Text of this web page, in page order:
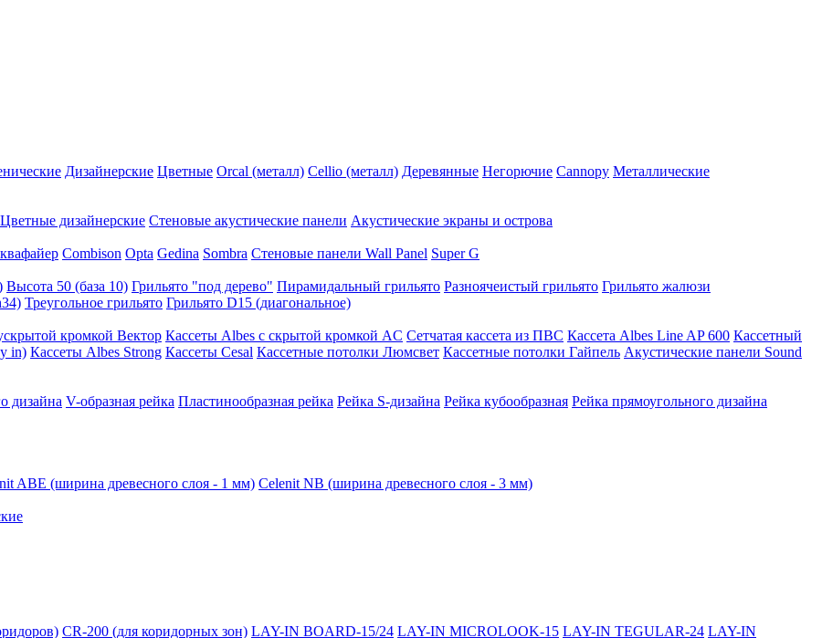
Дизайнерские Цветные Orcal (металл) Cellio (металл) Деревянные Негорючие Cannopy Металлические
Цветные дизайнерские Стеновые акустические панели Акустические экраны и острова
Combison Opta Gedina Sombra Стеновые панели Wall Panel Super G
Высота 50 (база 10) Грильято "под дерево" Пирамидальный грильято Разноячеистый грильято Грильято жалюзи
Треугольное грильято Грильято D15 (диагональное)
кромкой Вектор Кассеты Albes с скрытой кромкой AC Сетчатая кассета из ПВС Кассета Albes Line AP 600 Кассетный
in) Кассеты Albes Strong Кассеты Cesal Кассетные потолки Люмсвет Кассетные потолки Гайпель Акустические панели Sound
дизайна V-образная рейка Пластинообразная рейка Рейка S-дизайна Рейка кубообразная Рейка прямоугольного дизайна
ABE (ширина древесного слоя - 1 мм) Celenit NB (ширина древесного слоя - 3 мм)
CR-200 (для коридорных зон) LAY-IN BOARD-15/24 LAY-IN MICROLOOK-15 LAY-IN TEGULAR-24 LAY-IN